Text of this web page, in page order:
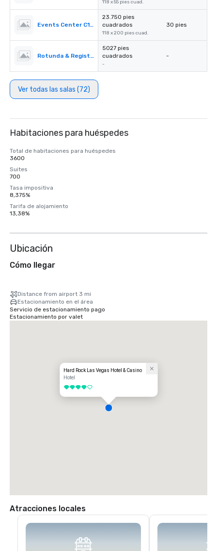
118 x 55 pies cuad.
Events Center C1-C3
23.750 pies
cuadrados
118 x 200 pies cuad.
30 pies
Rotunda & Registration Desk 4&5
5027 pies
cuadrados
-
-
Ver todas las salas (72)
Habitaciones para huéspedes
Total de habitaciones para huéspedes
3600
Suites
700
Tasa impositiva
8,375%
Tarifa de alojamiento
13,38%
Ubicación
Cómo llegar
Distance from airport 3 mi
Estacionamiento en el área
Servicio de estacionamiento pago
Estacionamiento por valet
Hard Rock Las Vegas Hotel & Casino
Hotel
4 de 5
Atracciones locales